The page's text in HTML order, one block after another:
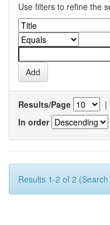
Use filters to refine the
Results/Page |
In order
Results 1-2 of 2